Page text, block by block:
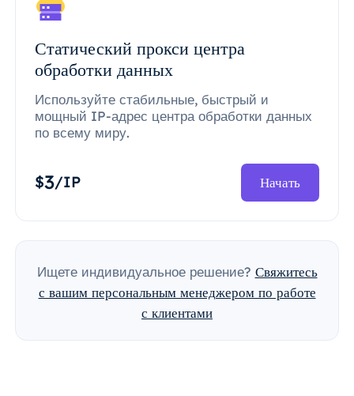
Статический прокси центра
обработки данных
Используйте стабильные, быстрый и
мощный IP-адрес центра обработки данных
по всему миру.
$3/IP Начать
Ищете индивидуальное решение? Свяжитесь
с вашим персональным менеджером по работе
с клиентами